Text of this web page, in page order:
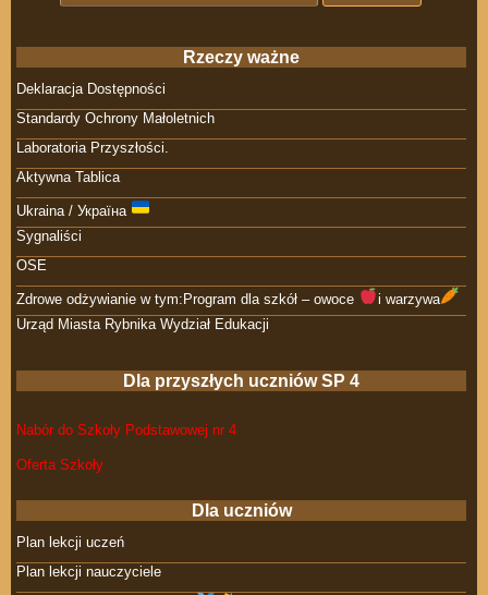
Rzeczy ważne
Deklaracja Dostępności
Standardy Ochrony Małoletnich
Laboratoria Przyszłości.
Aktywna Tablica
Ukraina / Україна
Sygnaliści
OSE
Zdrowe odżywianie w tym:Program dla szkół – owoce
i warzywa
Urząd Miasta Rybnika Wydział Edukacji
Dla przyszłych uczniów SP 4
Nabór do Szkoły Podstawowej nr 4
Oferta Szkoły
Dla uczniów
Plan lekcji uczeń
Plan lekcji nauczyciele